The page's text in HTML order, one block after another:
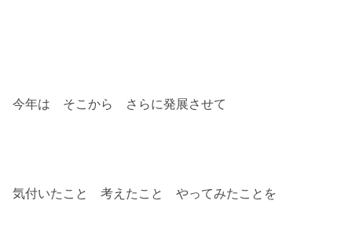
今年は そこから さらに発展させて
気付いたこと 考えたこと やってみたことを